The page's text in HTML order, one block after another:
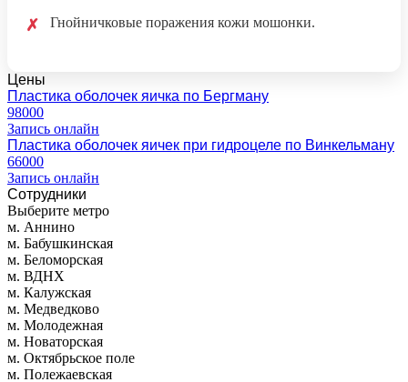
✗ Гнойничковые поражения кожи мошонки.
Цены
Пластика оболочек яичка по Бергману
98000
Запись онлайн
Пластика оболочек яичек при гидроцеле по Винкельману
66000
Запись онлайн
Сотрудники
Выберите метро
м. Аннино
м. Бабушкинская
м. Беломорская
м. ВДНХ
м. Калужская
м. Медведково
м. Молодежная
м. Новаторская
м. Октябрьское поле
м. Полежаевская